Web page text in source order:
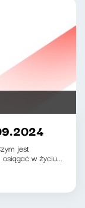
jest
w życiu...